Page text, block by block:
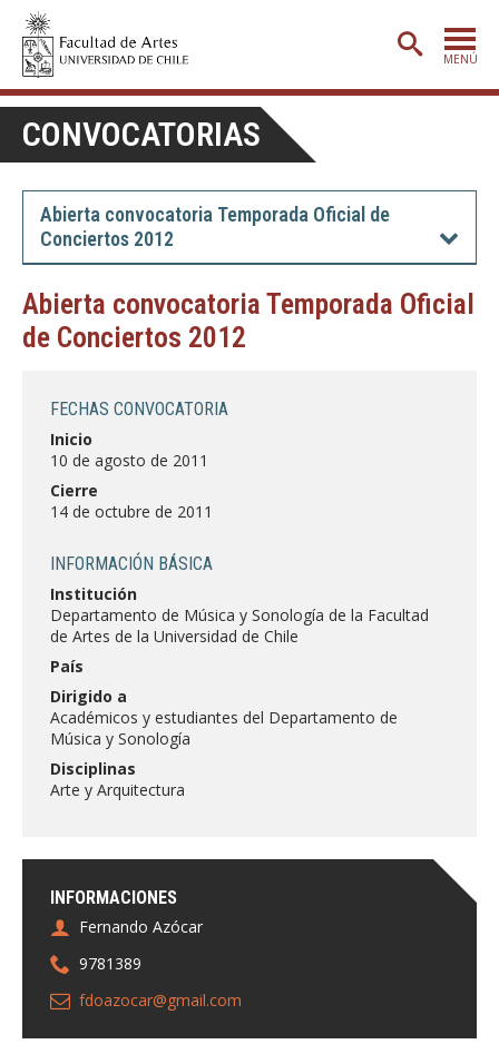
MENÚ
PORTADA
ADMISIÓN
ETAPA BÁSICA
POSTGRADO
EXTENSIÓN
BIBLIOTECA
DEPARTAMENTOS
FACULTAD
Estudiantes
Académicas/os Egresadas/os
CONVOCATORIAS
Abierta convocatoria Temporada Oficial de
Conciertos 2012
Abierta convocatoria Temporada Oficial
de Conciertos 2012
INFORMACIONES
Fernando Azócar
9781389
fdoazocar@gmail.com
FECHAS CONVOCATORIA
Inicio
10 de agosto de 2011
Cierre
14 de octubre de 2011
INFORMACIÓN BÁSICA
Institución
Departamento de Música y Sonología de la Facultad
de Artes de la Universidad de Chile
País
Dirigido a
Académicos y estudiantes del Departamento de
Música y Sonología
Disciplinas
Arte y Arquitectura